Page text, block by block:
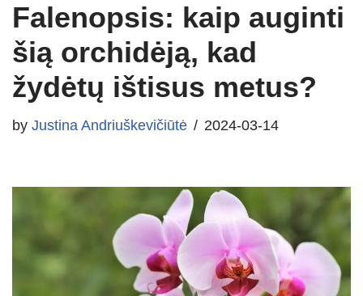
Falenopsis: kaip auginti
šią orchidėją, kad
žydėtų ištisus metus?
by Justina Andriuškevičiūtė 2024-03-14